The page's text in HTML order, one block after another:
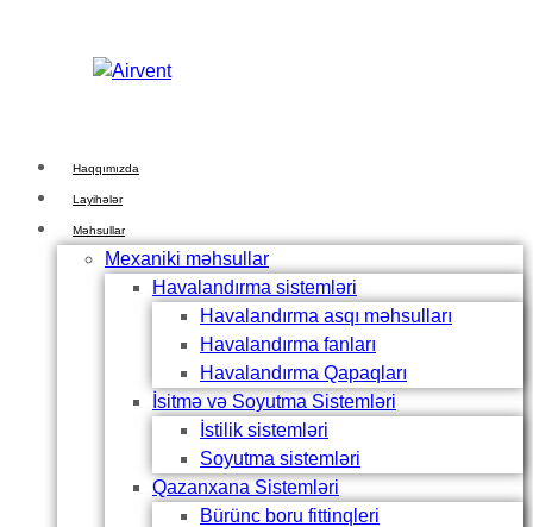
content
Haqqımızda
Layihələr
Məhsullar
Mexaniki məhsullar
Havalandırma sistemləri
Havalandırma asqı məhsulları
Havalandırma fanları
Havalandırma Qapaqları
İsitmə və Soyutma Sistemləri
İstilik sistemləri
Soyutma sistemləri
Qazanxana Sistemləri
Bürünc boru fittinqleri